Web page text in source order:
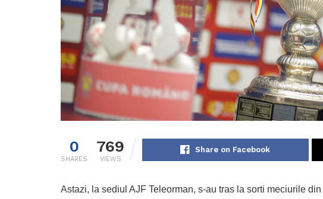
0
SHARES
769
VIEWS
Share on Facebook
Astazi, la sediul AJF Teleorman, s-au tras la sorti meciurile